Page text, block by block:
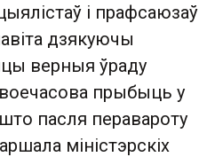
і прафсаюзаў
дзякуючы
верныя ўраду
прыбыць у
пасля перавароту
міністэрскіх